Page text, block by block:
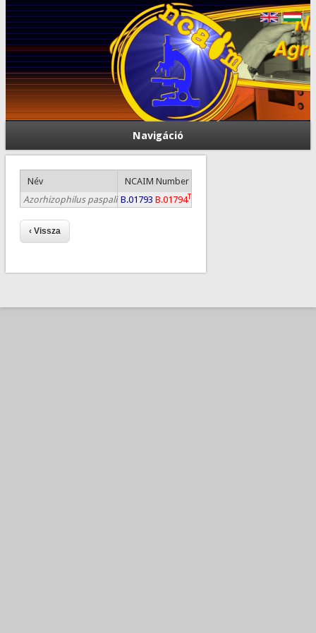
Navigáció
Név
NCAIM Number
Azorhizophilus paspali B.01793 B.01794T